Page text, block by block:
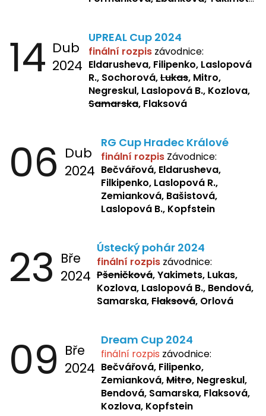
14 Dub
2024
UPREAL Cup 2024
finální rozpis závodnice:
Eldarusheva, Filipenko, Laslopová
R., Sochorová,Lukas, Mitro,
Negreskul, Laslopová B., Kozlova,
Samarska, Flaksová
06 Dub
2024
RG Cup Hradec Králové
finální rozpis Závodnice:
Bečvářová, Eldarusheva,
Filkipenko, Laslopová R.,
Zemianková, Bašistová,
Laslopová B., Kopfstein
23 Bře
2024
Ústecký pohár 2024
finální rozpis závodnice:
Pšeničková, Yakimets, Lukas,
Kozlova, Laslopová B., Bendová,
Samarska,Flaksová, Orlová
09 Bře
2024
Dream Cup 2024
finální rozpis závodnice:
Bečvářová, Filipenko,
Zemianková,Mitro, Negreskul,
Bendová, Samarska, Flaksová,
Kozlova, Kopfstein